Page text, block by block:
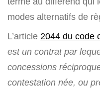
modes alternatifs de
L’article 2044 du code
est un contrat par
concessions
contestation née, ou